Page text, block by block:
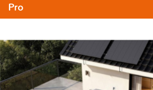
Pro